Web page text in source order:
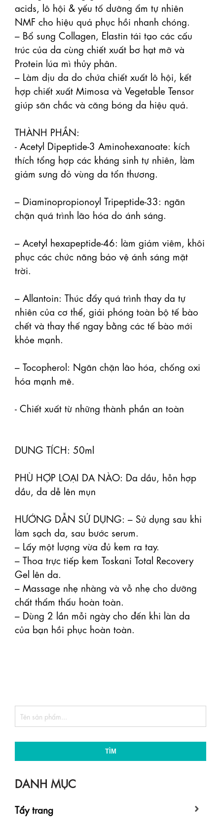
acids, lô hội & yếu tố dưỡng ẩm tự nhiên
NMF cho hiệu quả phục hồi nhanh chóng.
– Bổ sung Collagen, Elastin tái tạo các cấu
trúc của da cùng chiết xuất bơ hạt mỡ và
Protein lúa mì thủy phân.
– Làm dịu da do chứa chiết xuất lô hội, kết
hợp chiết xuất Mimosa và Vegetable Tensor
giúp săn chắc và căng bóng da hiệu quả.
THÀNH PHẦN:
- Acetyl Dipeptide-3 Aminohexanoate: kích
thích tổng hợp các kháng sinh tự nhiên, làm
giảm sưng đỏ vùng da tổn thương.
– Diaminopropionoyl Tripeptide-33: ngăn
chặn quá trình lão hóa do ánh sáng.
– Acetyl hexapeptide-46: làm giảm viêm, khôi
phục các chức năng bảo vệ ánh sáng mặt
trời.
– Allantoin: Thúc đẩy quá trình thay da tự
nhiên của cơ thể, giải phóng toàn bộ tế bào
chết và thay thế ngay bằng các tế bào mới
khỏe mạnh.
– Tocopherol: Ngăn chặn lão hóa, chống oxi
hóa mạnh mẽ.
- Chiết xuất từ những thành phần an toàn
DUNG TÍCH: 50ml
PHÙ HỢP LOẠI DA NÀO: Da dầu, hỗn hợp
dầu, da dễ lên mụn
HƯỚNG DẪN SỬ DỤNG: – Sử dụng sau khi
làm sạch da, sau bước serum.
– Lấy một lượng vừa đủ kem ra tay.
– Thoa trực tiếp kem Toskani Total Recovery
Gel lên da.
– Massage nhẹ nhàng và vỗ nhẹ cho dưỡng
chất thẩm thấu hoàn toàn.
– Dùng 2 lần mỗi ngày cho đến khi làn da
của bạn hồi phục hoàn toàn.
TÌM
DANH MỤC
Tẩy trang